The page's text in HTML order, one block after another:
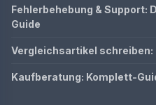
Fehlerbehebung & Support:
Guide
Vergleichsartikel
Kaufberatung: Komplett-